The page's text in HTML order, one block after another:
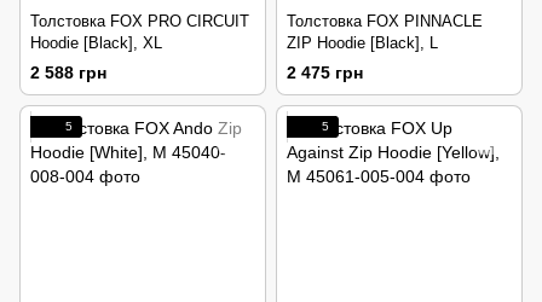
Толстовка FOX PRO CIRCUIT
Hoodie [Black], XL
2 588 грн
Толстовка FOX PINNACLE
ZIP Hoodie [Black], L
2 475 грн
5 5